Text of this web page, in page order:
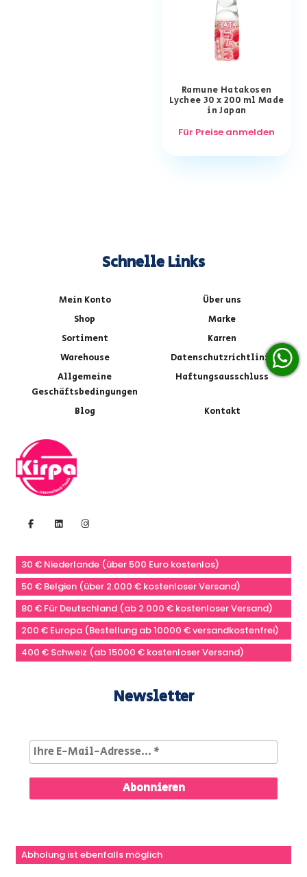
Ramune Hatakosen
Lychee 30 x 200 ml Made
in Japan
Für Preise anmelden
Schnelle Links
Mein Konto
Über uns
Shop
Marke
Sortiment
Karren
Warehouse
Datenschutzrichtlinie
Allgemeine
Geschäftsbedingungen
Haftungsausschluss
Blog Kontakt
30 € Niederlande (über 500 Euro kostenlos)
50 € Belgien (über 2.000 € kostenloser Versand)
80 € Für Deutschland (ab 2.000 € kostenloser Versand)
200 € Europa (Bestellung ab 10000 € versandkostenfrei)
400 € Schweiz (ab 15000 € kostenloser Versand)
Newsletter
Abholung ist ebenfalls möglich